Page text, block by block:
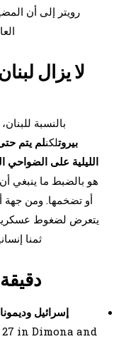
رويتر إلى أن
لا يزال
بالنسبة للبنان،
بيروتلكنلم يتم
الليلية على الضواحي
هو بالضبط ما ينبغي
أو تضخمها. ومن جهة
يتعرض لضغوط عسكرية
ثمنا
دقيقة
إسرائيل
in Dimona and